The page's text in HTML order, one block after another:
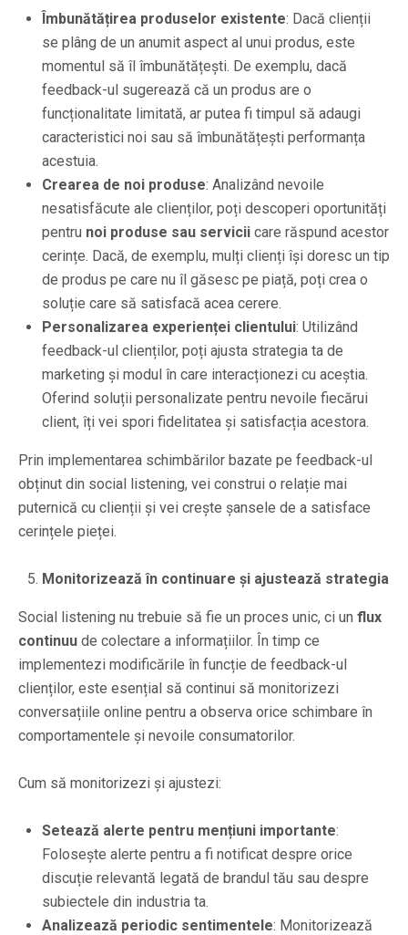
Îmbunătățirea produselor existente: Dacă clienții
se plâng de un anumit aspect al unui produs, este
momentul să îl îmbunătățești. De exemplu, dacă
feedback-ul sugerează că un produs are o
funcționalitate limitată, ar putea fi timpul să adaugi
caracteristici noi sau să îmbunătățești performanța
acestuia.
Crearea de noi produse: Analizând nevoile
nesatisfăcute ale clienților, poți descoperi oportunități
pentru noi produse sau servicii care răspund acestor
cerințe. Dacă, de exemplu, mulți clienți își doresc un tip
de produs pe care nu îl găsesc pe piață, poți crea o
soluție care să satisfacă acea cerere.
Personalizarea experienței clientului: Utilizând
feedback-ul clienților, poți ajusta strategia ta de
marketing și modul în care interacționezi cu aceștia.
Oferind soluții personalizate pentru nevoile fiecărui
client, îți vei spori fidelitatea și satisfacția acestora.
Prin implementarea schimbărilor bazate pe feedback-ul
obținut din social listening, vei construi o relație mai
puternică cu clienții și vei crește șansele de a satisface
cerințele pieței.
Monitorizează în continuare și ajustează strategia
Social listening nu trebuie să fie un proces unic, ci un flux
continuu de colectare a informațiilor. În timp ce
implementezi modificările în funcție de feedback-ul
clienților, este esențial să continui să monitorizezi
conversațiile online pentru a observa orice schimbare în
comportamentele și nevoile consumatorilor.
Cum să monitorizezi și ajustezi:
Setează alerte pentru mențiuni importante:
Folosește alerte pentru a fi notificat despre orice
discuție relevantă legată de brandul tău sau despre
subiectele din industria ta.
Analizează periodic sentimentele: Monitorizează